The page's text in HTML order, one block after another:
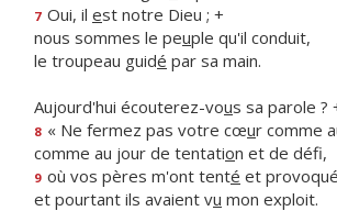
7 Oui, il est notre Dieu ; +
nous sommes le peuple qu'il conduit,
le troupeau guidé par sa main.
Aujourd'hui écouterez-vous sa parole ?
8 « Ne fermez pas votre cœur comme
comme au jour de tentation et de défi,
9 où vos pères m'ont tenté et
et pourtant ils avaient vu mon exploit.